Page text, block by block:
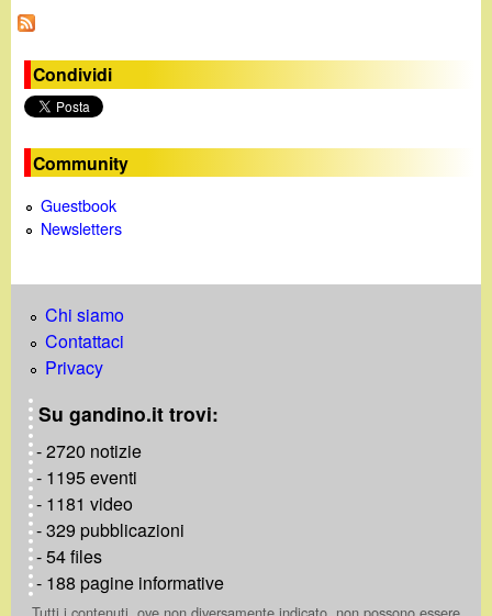
a
g
i
n
e
Condividi
Community
Guestbook
Newsletters
Chi siamo
Contattaci
Privacy
Su gandino.it trovi:
- 2720 notizie
- 1195 eventi
- 1181 video
- 329 pubblicazioni
- 54 files
- 188 pagine informative